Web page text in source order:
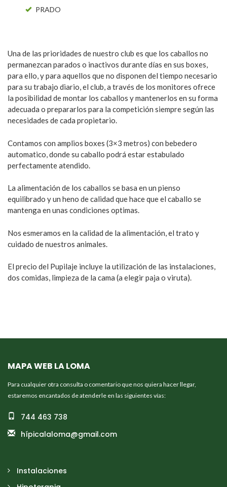
PRADO
Una de las prioridades de nuestro club es que los caballos no
permanezcan parados o inactivos durante días en sus boxes,
para ello, y para aquellos que no disponen del tiempo necesario
para su trabajo diario, el club, a través de los monitores ofrece
la posibilidad de montar los caballos y mantenerlos en su forma
adecuada o prepararlos para la competición siempre según las
necesidades de cada propietario.
Contamos con amplios boxes (3×3 metros) con bebedero
automatico, donde su caballo podrá estar estabulado
perfectamente atendido.
La alimentación de los caballos se basa en un pienso
equilibrado y un heno de calidad que hace que el caballo se
mantenga en unas condiciones optimas.
Nos esmeramos en la calidad de la alimentación, el trato y
cuidado de nuestros animales.
El precio del Pupilaje incluye la utilización de las instalaciones,
dos comidas, limpieza de la cama (a elegir paja o viruta).
MAPA WEB LA LOMA
Para cualquier otra consulta o comentario que nos quiera hacer llegar,
estaremos encantados de atenderle en las siguientes vías:
744 463 738
hípicalaloma@gmail.com
Instalaciones